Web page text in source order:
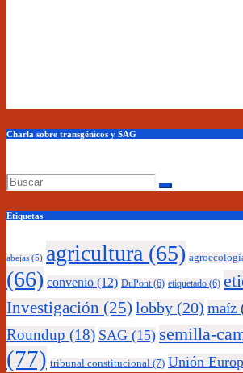
Charla sobre transgénicos y SAG
Etiquetas
abejas (5) agricultura (65)
(66) convenio (12) DuPont(6) etiquetado (6)
Investigación (25) lobby (20) maíz
Roundup (18) SAG (15) semilla-
(77) tribunal constitucional (7) Unión